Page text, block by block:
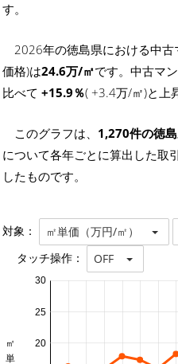
す。
2026年の徳島県における中古
価格)は24.6万/㎡です。中古マ
比べて +15.9％( +3.4万/㎡)と上
このグラフは、 1,270件の徳
について各年ごとに算出した取
したものです。
対象： ㎡単価（万円/㎡）
タッチ操作： OFF
20
25
30